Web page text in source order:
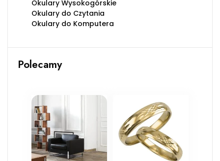
Okulary Wysokogórskie
Okulary do Czytania
Okulary do Komputera
Polecamy